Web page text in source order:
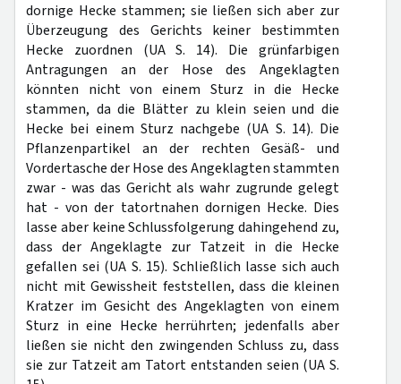
dornige Hecke stammen; sie ließen sich aber zur
Überzeugung des Gerichts keiner bestimmten
Hecke zuordnen (UA S. 14). Die grünfarbigen
Antragungen an der Hose des Angeklagten
könnten nicht von einem Sturz in die Hecke
stammen, da die Blätter zu klein seien und die
Hecke bei einem Sturz nachgebe (UA S. 14). Die
Pflanzenpartikel an der rechten Gesäß- und
Vordertasche der Hose des Angeklagten stammten
zwar - was das Gericht als wahr zugrunde gelegt
hat - von der tatortnahen dornigen Hecke. Dies
lasse aber keine Schlussfolgerung dahingehend zu,
dass der Angeklagte zur Tatzeit in die Hecke
gefallen sei (UA S. 15). Schließlich lasse sich auch
nicht mit Gewissheit feststellen, dass die kleinen
Kratzer im Gesicht des Angeklagten von einem
Sturz in eine Hecke herrührten; jedenfalls aber
ließen sie nicht den zwingenden Schluss zu, dass
sie zur Tatzeit am Tatort entstanden seien (UA S.